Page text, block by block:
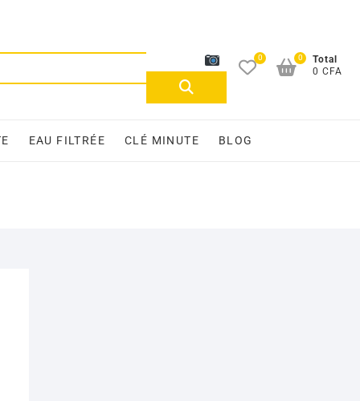
Recherche
0
Total
0 CFA
0
EAU FILTRÉE CLÉ MINUTE BLOG